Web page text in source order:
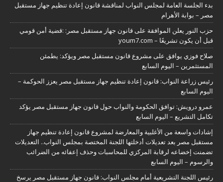
بدء الجلسة العامة لمجلس النواب لمناقشة قانون إعادة تنظيم جهاز مستقبل
مصر – بوابة الأهرام
حزب النور يعلن الموافقة على قانون جهاز مستقبل مصر: :قضية أمن قومي
قبل أن يكون تشريعًا – youm7.com
صلاح فوزي يوافق على مشروع قانون مستقبل مصر ويؤكد: يطمئن
المستثمرين – اليوم السابع
رئيس زراعة النواب: قانون إعادة تنظيم جهاز مستقبل مصر يعزز الحوكمة –
اليوم السابع
عمرو درويش: توافق الحكومة والنواب حول قانون جهاز مستقبل مصر يؤكد
تكامل التشريع – اليوم السابع
إشادات واسعة من الأغلبية والمعارضة لمشروع قانون إعادة تنظيم جهاز
مستقبل مصر بعد تعديلات أدخلتها اللجنة المختصة بمجلس النواب.. التعديلات
تضمنت إخضاعه لرقابة المركزي للمحاسبات وحذف إعفائه من الضرائب
والرسوم – اليوم السابع
رئيس اللجنة التشريعية أمام مجلس النواب: قانون جهاز مستقبل مصر يرسخ